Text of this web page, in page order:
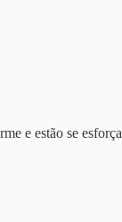
e estão se